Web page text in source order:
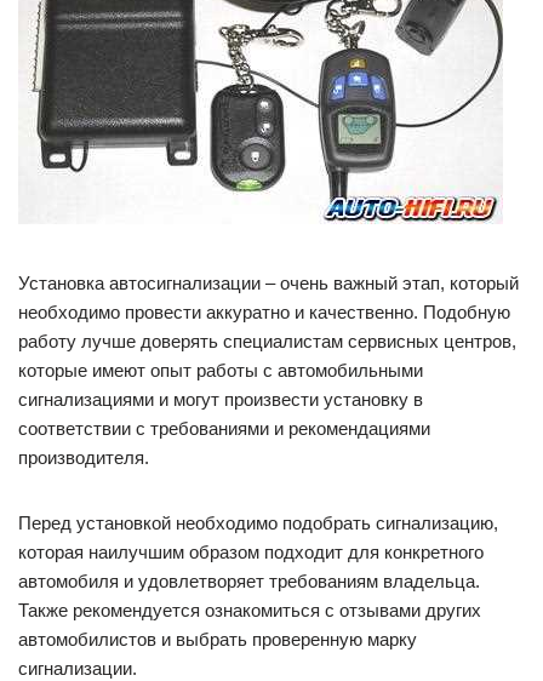
Установка автосигнализации – очень важный этап, который
необходимо провести аккуратно и качественно. Подобную
работу лучше доверять специалистам сервисных центров,
которые имеют опыт работы с автомобильными
сигнализациями и могут произвести установку в
соответствии с требованиями и рекомендациями
производителя.
Перед установкой необходимо подобрать сигнализацию,
которая наилучшим образом подходит для конкретного
автомобиля и удовлетворяет требованиям владельца.
Также рекомендуется ознакомиться с отзывами других
автомобилистов и выбрать проверенную марку
сигнализации.